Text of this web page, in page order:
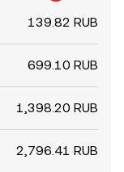
139.82 RUB
699.10 RUB
1,398.20 RUB
2,796.41 RUB